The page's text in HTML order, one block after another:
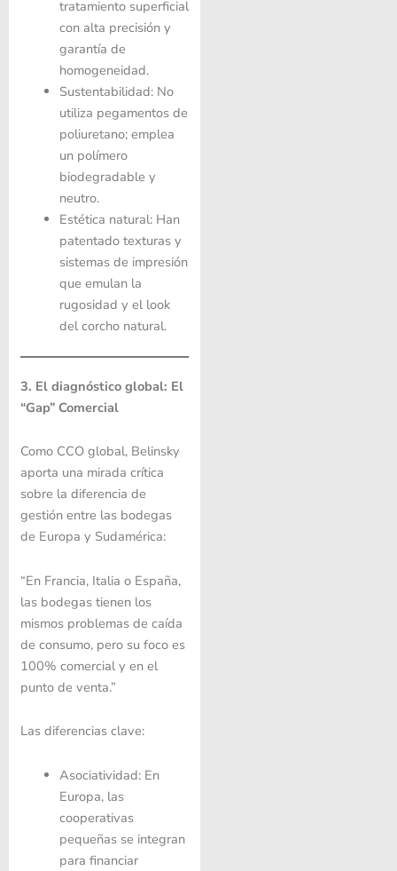
tratamiento superficial
con alta precisión y
garantía de
homogeneidad.
Sustentabilidad: No
utiliza pegamentos de
poliuretano; emplea
un polímero
biodegradable y
neutro.
Estética natural: Han
patentado texturas y
sistemas de impresión
que emulan la
rugosidad y el look
del corcho natural.
3. El diagnóstico global: El
“Gap” Comercial
Como CCO global, Belinsky
aporta una mirada crítica
sobre la diferencia de
gestión entre las bodegas
de Europa y Sudamérica:
“En Francia, Italia o España,
las bodegas tienen los
mismos problemas de caída
de consumo, pero su foco es
100% comercial y en el
punto de venta.”
Las diferencias clave:
Asociatividad: En
Europa, las
cooperativas
pequeñas se integran
para financiar